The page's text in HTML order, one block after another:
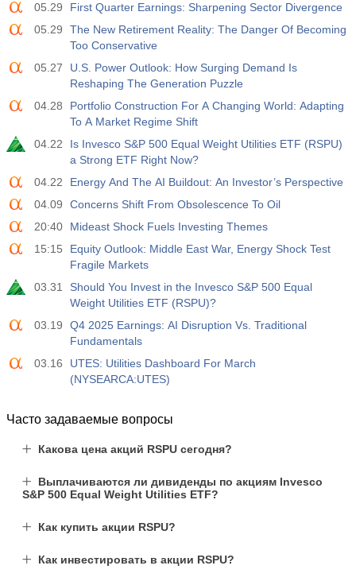
05.29
First Quarter Earnings: Sharpening Sector Divergence
05.29
The New Retirement Reality: The Danger Of Becoming
Too Conservative
05.27
U.S. Power Outlook: How Surging Demand Is
Reshaping The Generation Puzzle
04.28
Portfolio Construction For A Changing World: Adapting
To A Market Regime Shift
04.22
Is Invesco S&P 500 Equal Weight Utilities ETF (RSPU)
a Strong ETF Right Now?
04.22
Energy And The AI Buildout: An Investor’s Perspective
04.09
Concerns Shift From Obsolescence To Oil
20:40
Mideast Shock Fuels Investing Themes
15:15
Equity Outlook: Middle East War, Energy Shock Test
Fragile Markets
03.31
Should You Invest in the Invesco S&P 500 Equal
Weight Utilities ETF (RSPU)?
03.19
Q4 2025 Earnings: AI Disruption Vs. Traditional
Fundamentals
03.16
UTES: Utilities Dashboard For March
(NYSEARCA:UTES)
Часто задаваемые вопросы
Какова цена акций RSPU сегодня?
Выплачиваются ли дивиденды по акциям Invesco
S&P 500 Equal Weight Utilities ETF?
Как купить акции RSPU?
Как инвестировать в акции RSPU?